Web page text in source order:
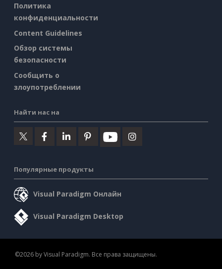
Политика
конфиденциальности
Content Guidelines
Обзор системы
безопасности
Сообщить о
злоупотреблении
Найти нас на
Популярные продукты
Visual Paradigm Онлайн
Visual Paradigm Desktop
©2026 by Visual Paradigm. Все права защищены.